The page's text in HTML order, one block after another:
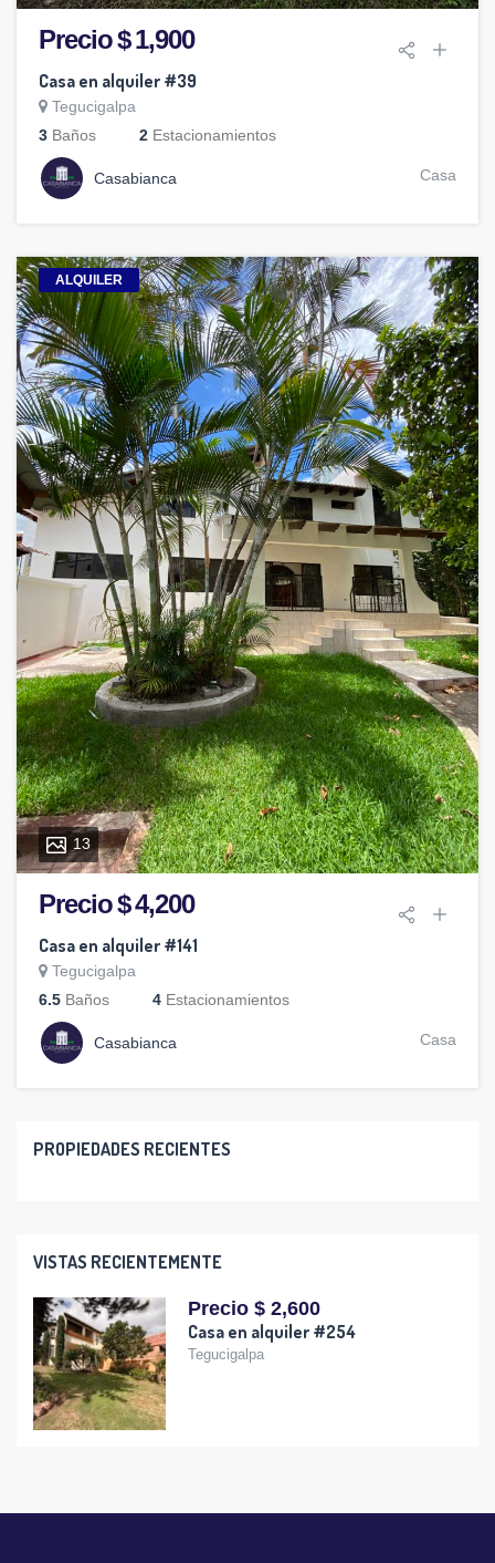
Precio $ 1,900
Casa en alquiler #39
Tegucigalpa
3 Baños 2 Estacionamientos
Casabianca Casa
ALQUILER
13
Precio $ 4,200
Casa en alquiler #141
Tegucigalpa
6.5 Baños 4 Estacionamientos
Casabianca Casa
PROPIEDADES RECIENTES
VISTAS RECIENTEMENTE
Precio $ 2,600
Casa en alquiler #254
Tegucigalpa